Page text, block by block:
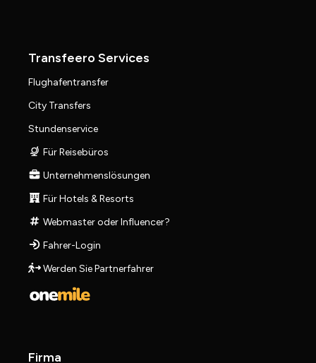
Transfeero Services
Flughafentransfer
City Transfers
Stundenservice
Für Reisebüros
Unternehmenslösungen
Für Hotels & Resorts
Webmaster oder Influencer?
Fahrer-Login
Werden Sie Partnerfahrer
Firma